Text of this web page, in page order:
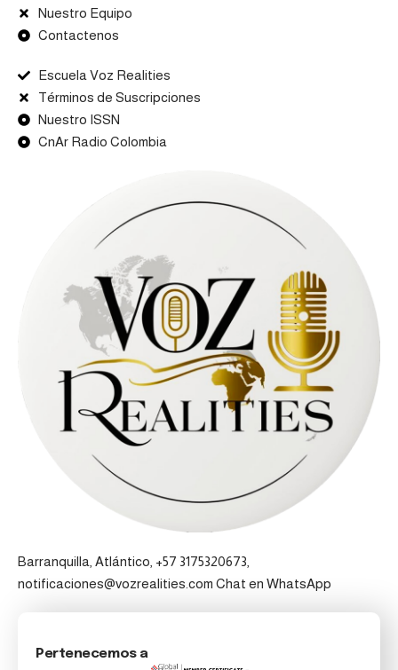
Nuestro Equipo
Contactenos
Escuela Voz Realities
Términos de Suscripciones
Nuestro ISSN
CnAr Radio Colombia
Barranquilla, Atlántico, +57 3175320673,
notificaciones@vozrealities.com Chat en WhatsApp
Pertenecemos a